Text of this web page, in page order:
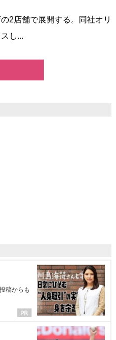
2店舗で展開する。同社オリ
し...
稿からも